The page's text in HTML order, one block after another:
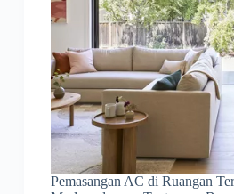
Pemasangan AC di Ruangan